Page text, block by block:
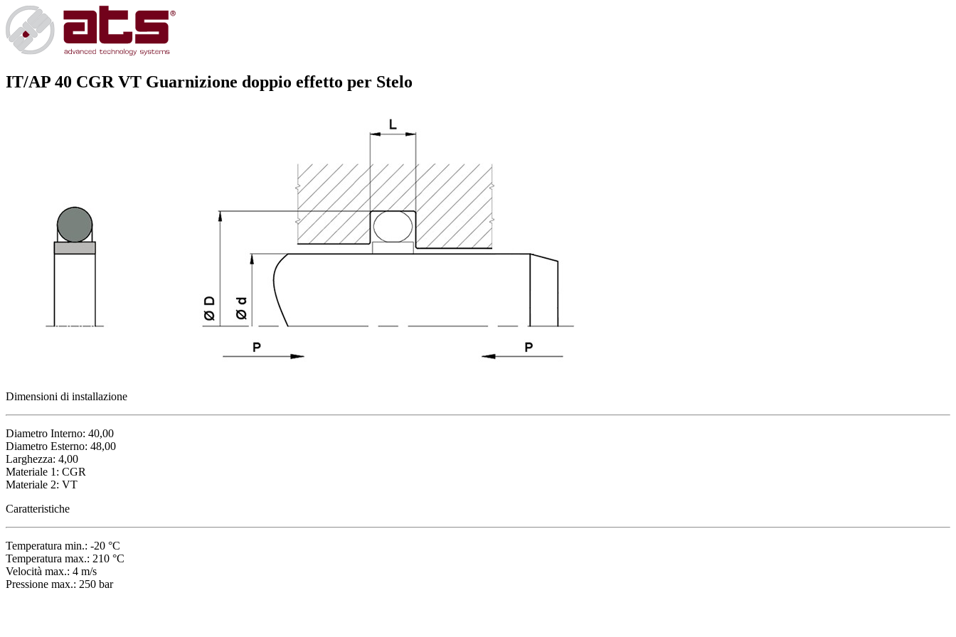
IT/AP 40 CGR VT Guarnizione doppio effetto per Stelo
Dimensioni di installazione
Diametro Interno: 40,00
Diametro Esterno: 48,00
Larghezza: 4,00
Materiale 1: CGR
Materiale 2: VT
Caratteristiche
Temperatura min.: -20 °C
Temperatura max.: 210 °C
Velocità max.: 4 m/s
Pressione max.: 250 bar